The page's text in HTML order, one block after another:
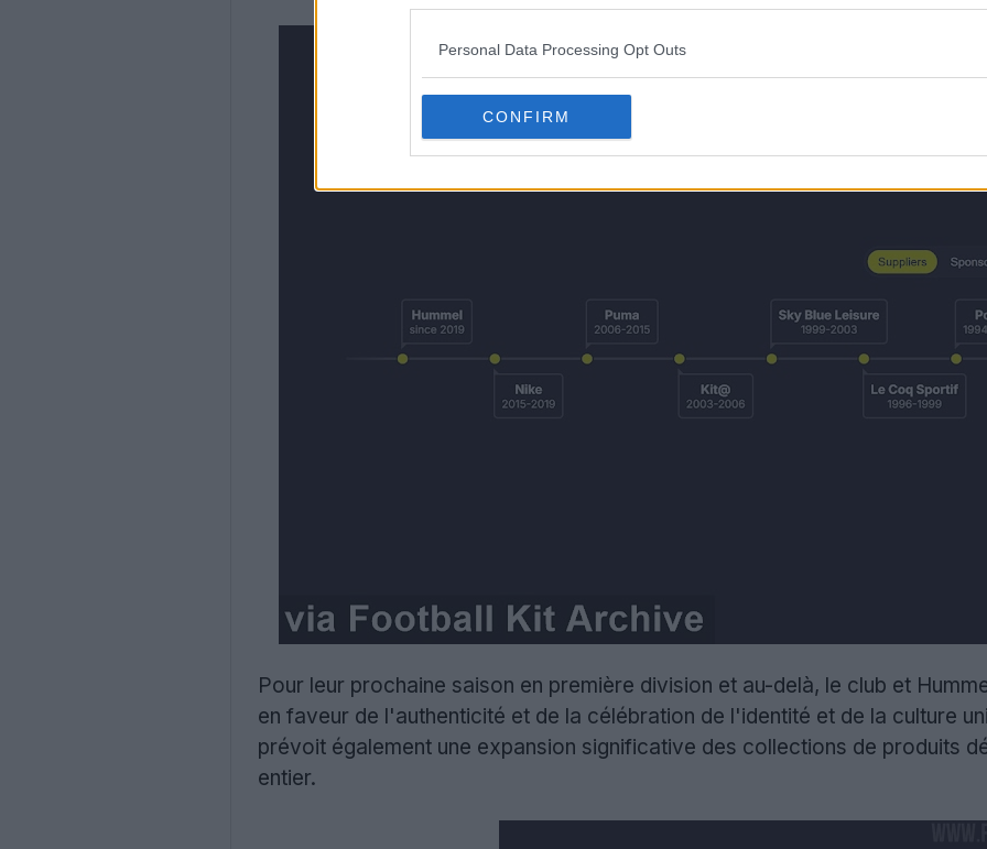
Personal Data Processing Opt Outs
CONFIRM
Pour leur prochaine saison en première division et au-delà, le club et
en faveur de l'authenticité et de la célébration de l'identité et de la culture
prévoit également une expansion significative des collections de produits
entier.